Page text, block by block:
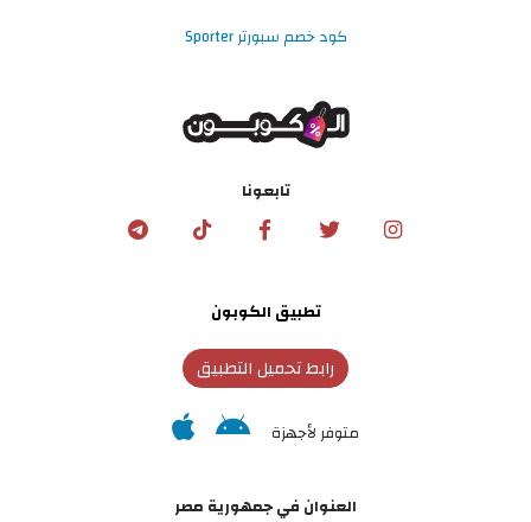
كود خصم سبورتر Sporter
تابعونا
تطبيق الكوبون
رابط تحميل التطبيق
متوفر لأجهزة
العنوان في جمهورية مصر